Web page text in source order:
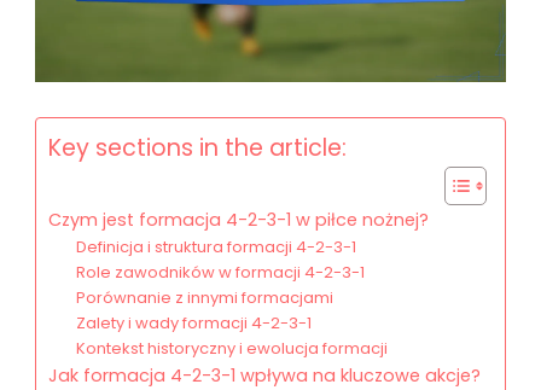
Key sections in the article:
Czym jest formacja 4-2-3-1 w piłce nożnej?
Definicja i struktura formacji 4-2-3-1
Role zawodników w formacji 4-2-3-1
Porównanie z innymi formacjami
Zalety i wady formacji 4-2-3-1
Kontekst historyczny i ewolucja formacji
Jak formacja 4-2-3-1 wpływa na kluczowe akcje?